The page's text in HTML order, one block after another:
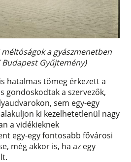
a gyászmenetben
Budapest Gyűjtemény)
hatalmas tömeg érkezett a
gondoskodtak a szervezők,
sem egy-egy
ki kezelhetetlenül nagy
a vidékieknek
egy-egy fontosabb fővárosi
még akkor is, ha az egy